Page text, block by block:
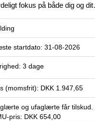
fokus på både dig og dit
startdato: 31-08-2026
3 dage
(momsfrit): DKK 1.947,65
og ufaglærte får tilskud.
pris: DKK 654,00